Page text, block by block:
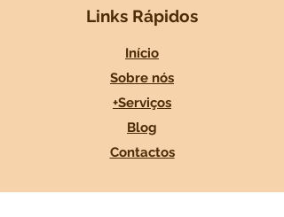
Links Rápidos
Início
Sobre nós
+Serviços
Blog
Contactos